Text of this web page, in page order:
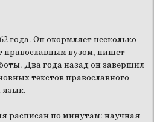
62 года. Он окормляет несколько
православным вузом, пишет
Два года назад он завершил
текстов православного
язык.
расписан по минутам: научная